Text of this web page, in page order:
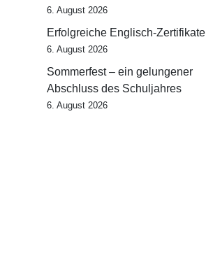
6. August 2026
Erfolgreiche Englisch-Zertifikate
6. August 2026
Sommerfest – ein gelungener
Abschluss des Schuljahres
6. August 2026